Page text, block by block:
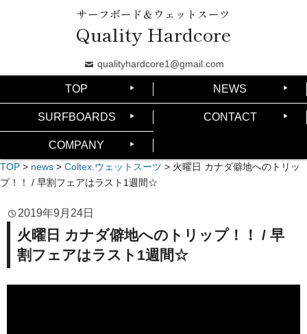
サーフボード＆ウェットスーツ
Quality Hardcore
qualityhardcore1@gmail.com
TOP NEWS
SURFBOARDS CONTACT
COMPANY
TOP > news > Coltex.ウェットスーツ > 火曜日 カナダ僻地へのトリッ
プ！！ / 早割フェアはラスト1週間☆
2019年9月24日
火曜日 カナダ僻地へのトリップ！！ / 早
割フェアはラスト1週間☆